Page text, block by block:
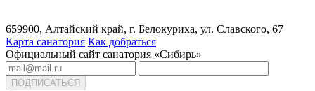
659900, Алтайский край, г. Белокуриха, ул. Славского, 67
Карта санатория Как добраться
Официальный сайт санатория «Сибирь»
ПОДПИСАТЬСЯ